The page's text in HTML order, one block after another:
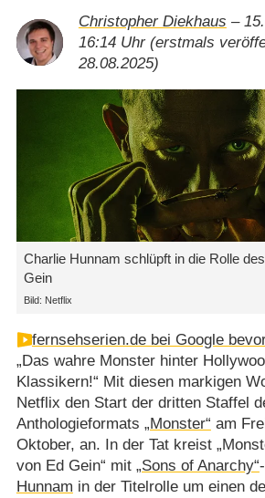
Christopher Diekhaus –
16:14 Uhr (erstmals
28.08.2025)
Charlie Hunnam schlüpft in die Rolle
Gein
Bild: Netflix
fernsehserien.de bei Google
„Das wahre Monster hinter
Klassikern!“ Mit diesen markigen
Netflix den Start der dritten Staffel
Anthologieformats „Monster“ am
Oktober, an. In der Tat kreist
von Ed Gein“ mit „Sons of Anarchy“
Hunnam in der Titelrolle um einen